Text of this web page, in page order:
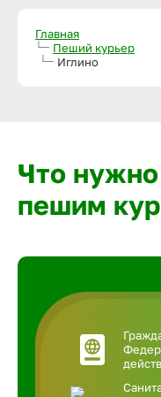
Главная
Пеший курьер
Иглино
Что
пешим